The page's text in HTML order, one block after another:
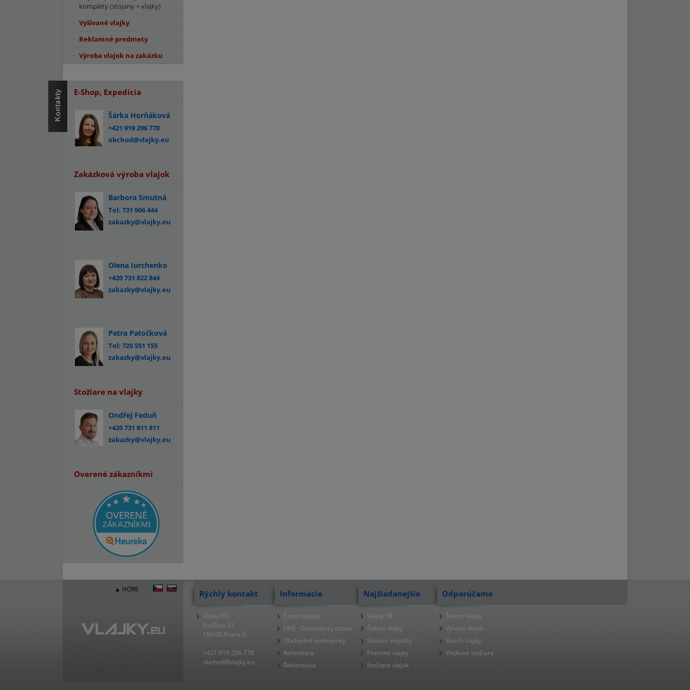
komplety (stojany + vlajky)
Vyšívané vlajky
Reklamné predmety
Výroba vlajok na zakázku
E-Shop, Expedícia
Šárka Horňáková
+421 919 296 778
obchod@vlajky.eu
Zakázková výroba vlajok
Barbora Smutná
Tel: 731 966 444
zakazky@vlajky.eu
Olena Iurchenko
+420 731 822 844
zakazky@vlajky.eu
Petra Patočková
Tel: 720 551 155
zakazky@vlajky.eu
Stožiare na vlajky
Ondřej Feduň
+420 731 811 811
zakazky@vlajky.eu
Overené zákazníkmi
▲ HORE Rýchly kontakt
Vlajky.EU
Radčina 22
160 00 Praha 6
+421 919 296 778
obchod@vlajky.eu
Informácie
Časté otázky
FAQ - Generátory ozónu
Obchodné podmienky
Referencie
Reklamacie
Najžiadanejšie
Vlajky SR
Štátne vlajky
Stolové vlajočky
Firemné vlajky
Stožiare vlajok
Odporúčame
Štátne vlajky
Výroba vlajok
Beach vlajky
Vlajkové stožiare